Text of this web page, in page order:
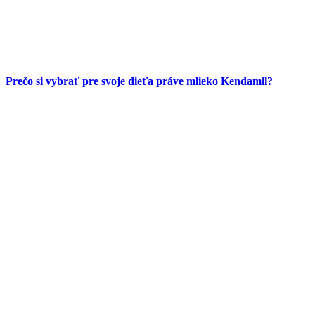
Prečo si vybrať pre svoje dieťa práve mlieko Kendamil?